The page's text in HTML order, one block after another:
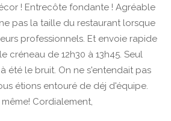
! Entrecôte fondante ! Agréable
pas la taille du restaurant lorsque
professionnels. Et envoie rapide
créneau de 12h30 à 13h45. Seul
été le bruit. On ne s'entendait pas
étions entouré de déj d'équipe.
Cordialement,